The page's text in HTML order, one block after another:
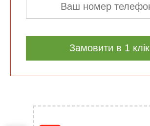
Замовити в 1 клік